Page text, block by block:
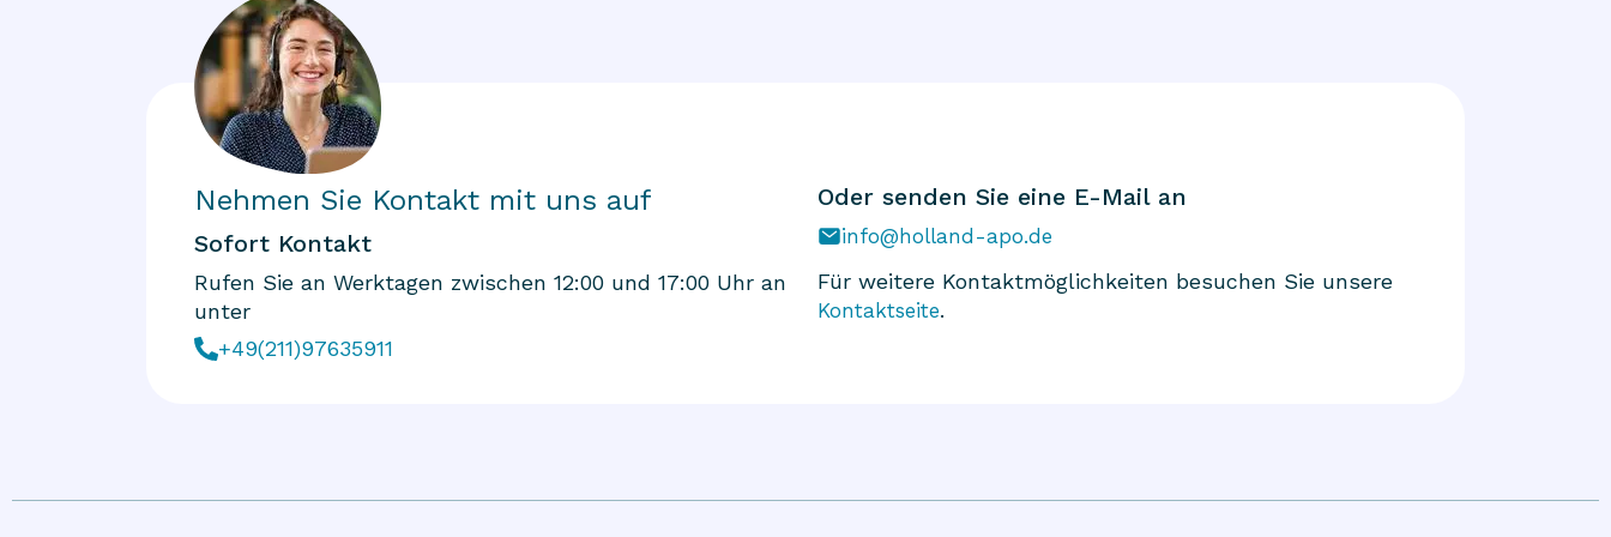
Nehmen Sie Kontakt mit uns auf
Sofort Kontakt
Rufen Sie an Werktagen zwischen 12:00 und 17:00 Uhr an
unter
+49(211)97635911
Oder senden Sie eine E-Mail an
info@holland-apo.de
Für weitere Kontaktmöglichkeiten besuchen Sie unsere
Kontaktseite.